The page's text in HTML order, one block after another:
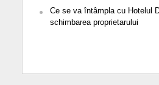
Ce se va întâmpla cu Hotelul
schimbarea proprietarului